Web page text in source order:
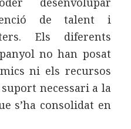
de talent i
Els diferents
no han posat
ni els recursos
necessari a la
s’ha consolidat en